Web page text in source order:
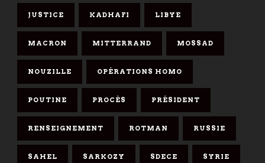
JUSTICE KADHAFI LIBYE
MACRON MITTERRAND MOSSAD
NOUZILLE OPÉRATIONS HOMO
POUTINE PROCÈS PRÉSIDENT
RENSEIGNEMENT ROTMAN RUSSIE
SAHEL SARKOZY SDECE SYRIE